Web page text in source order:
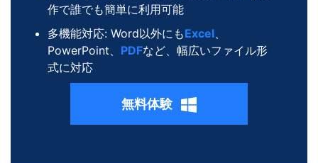
作で誰でも簡単に利用可能
多機能対応: Word以外にもExcel、
PowerPoint、 PDFなど、幅広いファイル形
式に対応
無料体験